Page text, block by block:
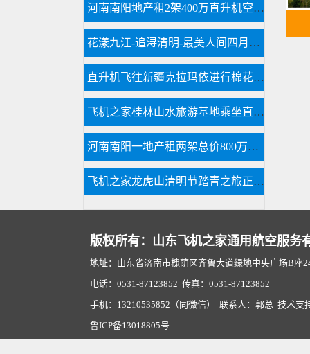
河南南阳地产租2架400万直升机空中看房
花漾九江-追浔清明-最美人间四月天-去庐山西海踏青去
直升机飞往新疆克拉玛依进行棉花脱叶剂喷洒
飞机之家桂林山水旅游基地乘坐直升飞机俯瞰看桂林山水你值得拥有
河南南阳一地产租两架总价800万直升机看房
飞机之家龙虎山清明节踏青之旅正式开启
版权所有：山东飞机之家通用航空服务
地址：山东省济南市槐荫区齐鲁大道绿地中央广场B座
电话：0531-87123852 传真：0531-87123852
手机：13210535852（同微信） 联系人：郭总 技术支
鲁ICP备13018805号